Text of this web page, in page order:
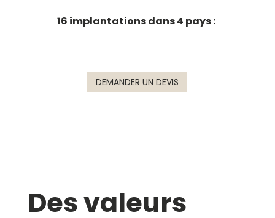
16 implantations dans 4 pays :
DEMANDER UN DEVIS
Des valeurs